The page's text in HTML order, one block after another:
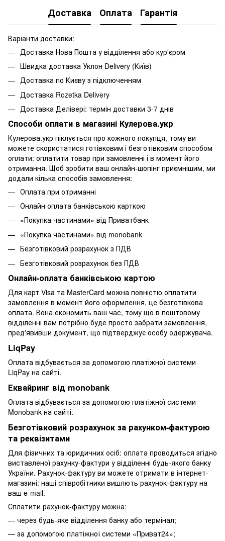
Доставка Оплата Гарантія
Варіанти доставки:
Доставка Нова Пошта у відділення або кур'єром
Швидка доставка Уклон Delivery (Київ)
Доставка по Києву з підключенням
Доставка Rozetka Delivery
Доставка Делівері: термін доставки 3-7 днів
Способи оплати в магазині Кулерова.укр
Кулерова.укр піклується про кожного покупця, тому ви
можете скористатися готівковим і безготівковим способом
оплати: оплатити товар при замовленні і в момент його
отримання. Щоб зробити ваш онлайн-шопінг приємнішим, ми
додали кілька способів замовлення:
Оплата при отриманні
Онлайн оплата банківською карткою
«Покупка частинами» від Приватбанк
«Покупка частинами» від monobank
Безготівковий розрахунок з ПДВ
Безготівковий розрахунок без ПДВ
Онлайн-оплата банківською картою
Для карт Visa та MasterCard можна повністю оплатити
замовлення в момент його оформлення, це безготівкова
оплата. Вона економить ваш час, тому що в поштовому
відділенні вам потрібно буде просто забрати замовлення,
пред'явивши документ, що підтверджує особу одержувача.
LiqPay
Оплата відбувається за допомогою платіжної системи
LiqPay на сайті.
Еквайринг від monobank
Оплата відбувається за допомогою платіжної системи
Monobank на сайті.
Безготівковий розрахунок за рахунком-фактурою
та реквізитами
Для фізичних та юридичних осіб: оплата проводиться згідно
виставленої рахунку-фактури у відділенні будь-якого банку
України. Рахунок-фактуру ви можете отримати в інтернет-
магазині: наші співробітники вишлють рахунок-фактуру на
ваш e-mail.
Сплатити рахунок-фактуру можна:
— через будь-яке відділення банку або термінал;
— за допомогою платіжної системи «Приват24»;